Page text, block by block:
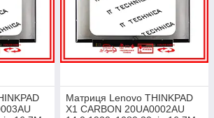
Матриця Lenovo THINKPAD
X1 CARBON 20UA0002AU